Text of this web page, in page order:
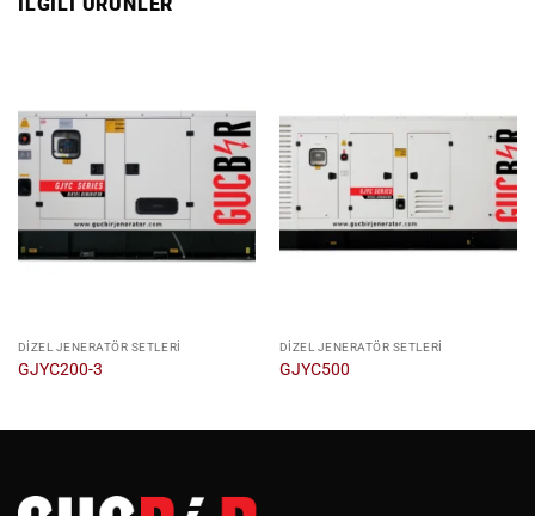
DIZEL JENERATÖR SETLERI
GJYC200-3
DIZEL JENERATÖR SETLERI
GJYC500